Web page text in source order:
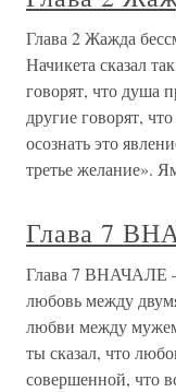
Глава 2 Жажда
Начикета сказал
говорят, что душа
другие говорят,
осознать это
третье желание».
Глава 7
Глава 7
любовь между
любви между
ты сказал, что
совершенной, что